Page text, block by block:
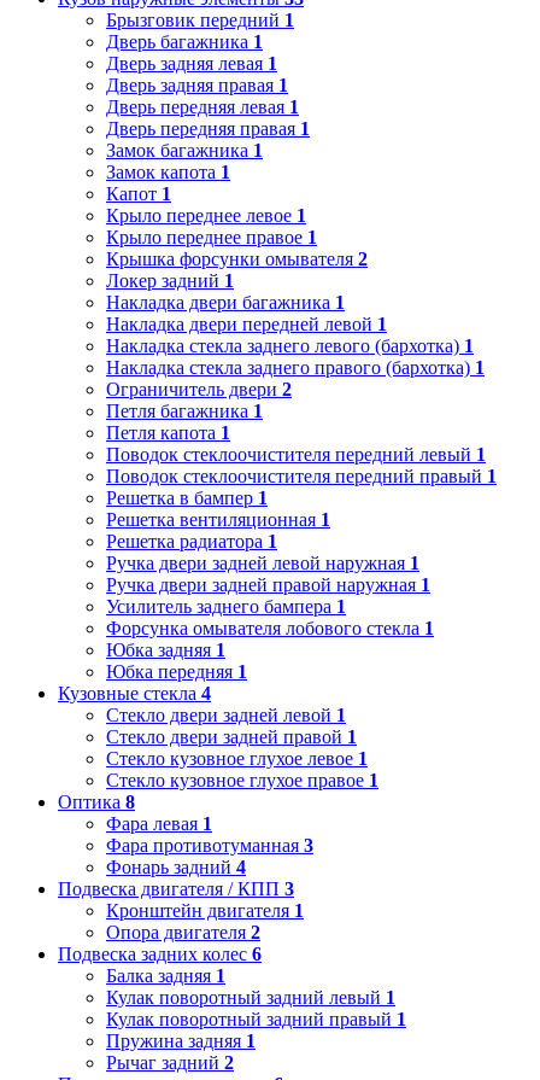
Брызговик передний 1
Дверь багажника 1
Дверь задняя левая 1
Дверь задняя правая 1
Дверь передняя левая 1
Дверь передняя правая 1
Замок багажника 1
Замок капота 1
Капот 1
Крыло переднее левое 1
Крыло переднее правое 1
Крышка форсунки омывателя 2
Локер задний 1
Накладка двери багажника 1
Накладка двери передней левой 1
Накладка стекла заднего левого (бархотка) 1
Накладка стекла заднего правого (бархотка) 1
Ограничитель двери 2
Петля багажника 1
Петля капота 1
Поводок стеклоочистителя передний левый 1
Поводок стеклоочистителя передний правый 1
Решетка в бампер 1
Решетка вентиляционная 1
Решетка радиатора 1
Ручка двери задней левой наружная 1
Ручка двери задней правой наружная 1
Усилитель заднего бампера 1
Форсунка омывателя лобового стекла 1
Юбка задняя 1
Юбка передняя 1
Кузовные стекла 4
Стекло двери задней левой 1
Стекло двери задней правой 1
Стекло кузовное глухое левое 1
Стекло кузовное глухое правое 1
Оптика 8
Фара левая 1
Фара противотуманная 3
Фонарь задний 4
Подвеска двигателя / КПП 3
Кронштейн двигателя 1
Опора двигателя 2
Подвеска задних колес 6
Балка задняя 1
Кулак поворотный задний левый 1
Кулак поворотный задний правый 1
Пружина задняя 1
Рычаг задний 2